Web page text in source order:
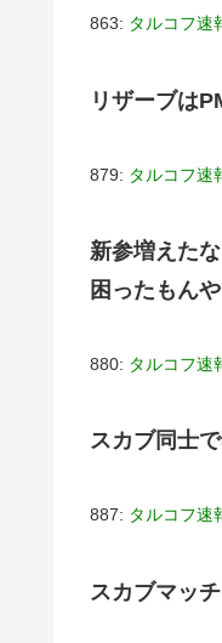
863: タルコフ速
リザーブは
879: タルコフ速
新参増えた
困ったもん
880: タルコフ速
スカブ同士
887: タルコフ速
スカブマッ